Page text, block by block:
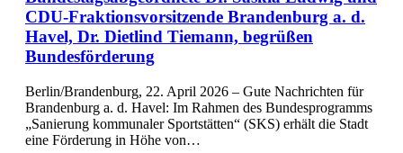
CDU-Fraktionsvorsitzende Brandenburg a. d.
Havel, Dr. Dietlind Tiemann, begrüßen
Bundesförderung
Berlin/Brandenburg, 22. April 2026 – Gute Nachrichten für
Brandenburg a. d. Havel: Im Rahmen des Bundesprogramms
„Sanierung kommunaler Sportstätten“ (SKS) erhält die Stadt
eine Förderung in Höhe von…